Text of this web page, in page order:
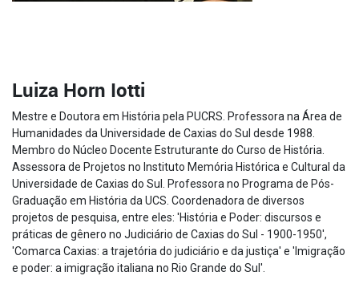
Luiza Horn Iotti
Mestre e Doutora em História pela PUCRS. Professora na Área de
Humanidades da Universidade de Caxias do Sul desde 1988.
Membro do Núcleo Docente Estruturante do Curso de História.
Assessora de Projetos no Instituto Memória Histórica e Cultural da
Universidade de Caxias do Sul. Professora no Programa de Pós-
Graduação em História da UCS. Coordenadora de diversos
projetos de pesquisa, entre eles: 'História e Poder: discursos e
práticas de gênero no Judiciário de Caxias do Sul - 1900-1950',
'Comarca Caxias: a trajetória do judiciário e da justiça' e 'Imigração
e poder: a imigração italiana no Rio Grande do Sul'.